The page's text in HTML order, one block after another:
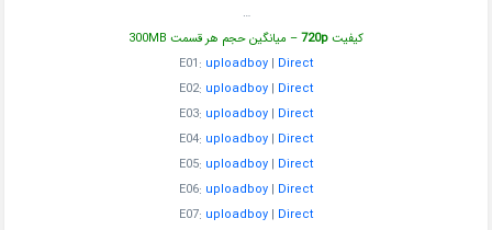
…
کیفیت720p– میانگین حجم هر قسمت 300MB
E01: uploadboy| Direct
E02: uploadboy| Direct
E03: uploadboy| Direct
E04: uploadboy| Direct
E05: uploadboy| Direct
E06: uploadboy| Direct
E07: uploadboy| Direct